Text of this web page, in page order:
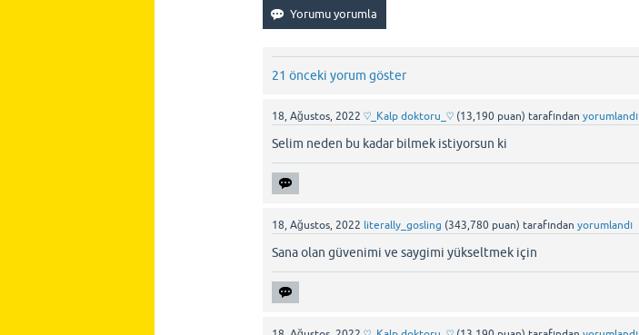
21 önceki yorum göster
18, Ağustos, 2022 ♡_Kalp doktoru_♡ (13,190 puan) tarafından yorumlandı
Selim neden bu kadar bilmek istiyorsun ki
18, Ağustos, 2022 literally_gosling (343,780 puan) tarafından yorumlandı
Sana olan güvenimi ve saygimi yükseltmek için